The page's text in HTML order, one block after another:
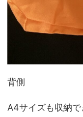
背側
A4サイズも収納